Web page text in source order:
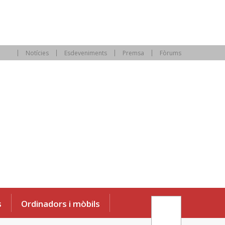
Notícies Esdeveniments Premsa Fòrums
Ordinadors i mòbils